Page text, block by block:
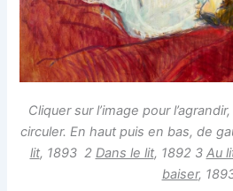
Cliquer sur l’image pour
circuler. En haut puis en bas, de
lit, 1893 2 Dans le lit, 1892 3 Au
baiser,